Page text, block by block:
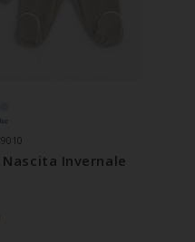
9010
Invernale